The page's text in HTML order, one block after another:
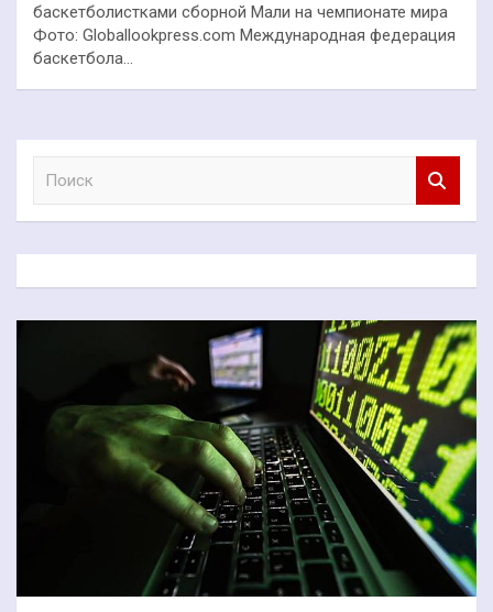
баскетболистками сборной Мали на чемпионате мира
Фото: Globallookpress.com Международная федерация
баскетбола…
к